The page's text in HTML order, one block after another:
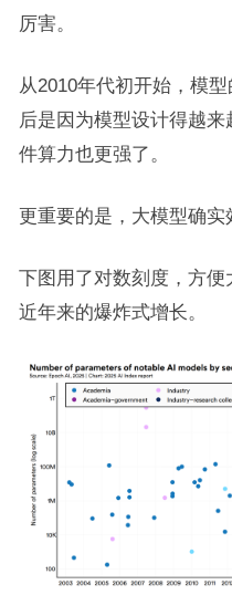
厉害。
从2010年代初开始，模
后是因为模型设计得越
件算力也更强了。
更重要的是，大模型确实
下图用了对数刻度，方
近年来的爆炸式增长。